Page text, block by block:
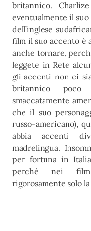
britannico.
eventualmente il
dell’inglese
film il suo accento è
anche tornare,
leggete in Rete
gli accenti non ci
britannico
smaccatamente
che il suo
russo-americano),
abbia accenti
madrelingua.
per fortuna in
perché nei
rigorosamente solo